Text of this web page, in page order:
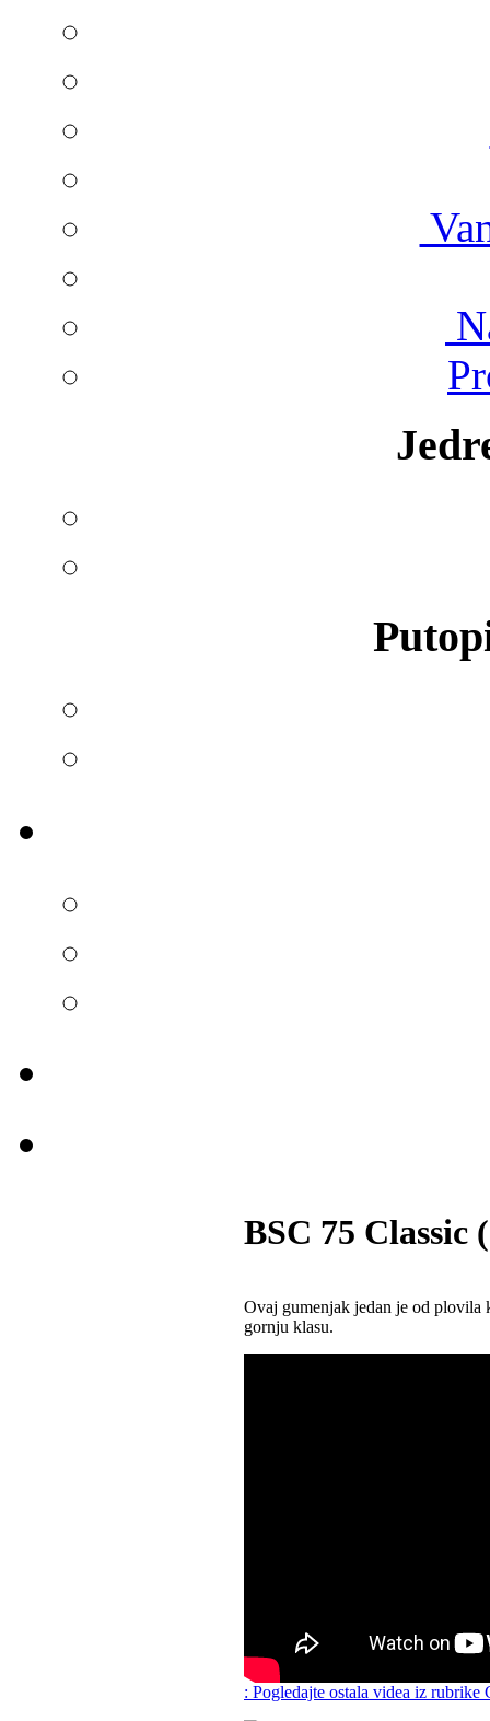
BSC 75 Classic
Ovaj gumenjak jedan je od plovila
gornju klasu.
: Pogledajte ostala videa iz rubrike